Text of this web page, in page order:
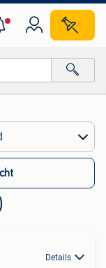
Details